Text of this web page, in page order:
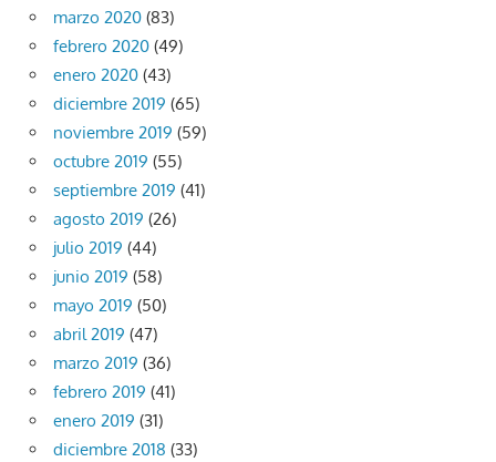
marzo 2020 (83)
febrero 2020 (49)
enero 2020 (43)
diciembre 2019 (65)
noviembre 2019 (59)
octubre 2019 (55)
septiembre 2019 (41)
agosto 2019 (26)
julio 2019 (44)
junio 2019 (58)
mayo 2019 (50)
abril 2019 (47)
marzo 2019 (36)
febrero 2019 (41)
enero 2019 (31)
diciembre 2018 (33)